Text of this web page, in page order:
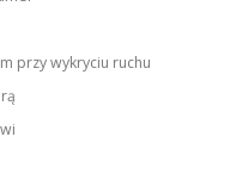
przy wykryciu ruchu